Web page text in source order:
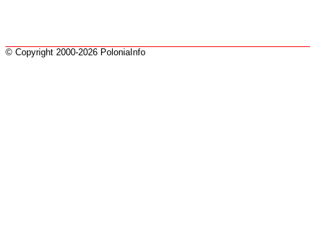
© Copyright 2000-2026 PoloniaInfo